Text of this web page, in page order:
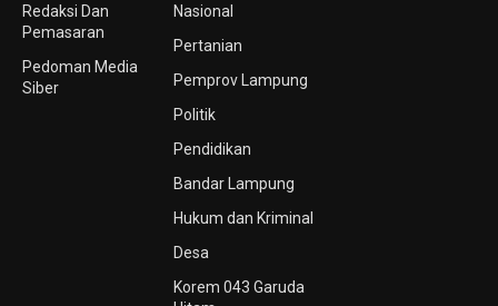
Redaksi Dan
Pemasaran
Pedoman Media
Siber
Nasional
Pertanian
Pemprov Lampung
Politik
Pendidikan
Bandar Lampung
Hukum dan Kriminal
Desa
Korem 043 Garuda